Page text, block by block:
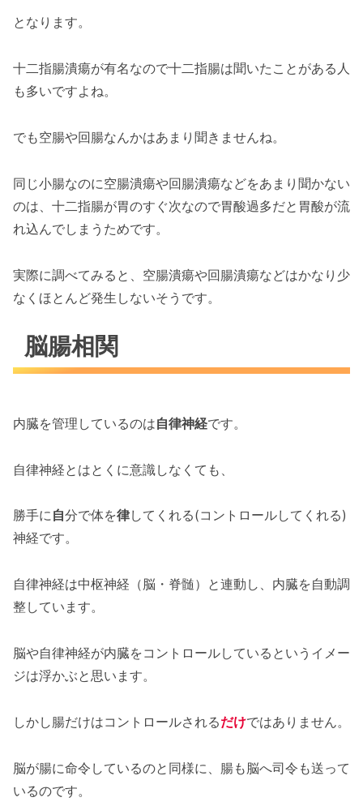
となります。
十二指腸潰瘍が有名なので十二指腸は聞いたことがある人
も多いですよね。
でも空腸や回腸なんかはあまり聞きませんね。
同じ小腸なのに空腸潰瘍や回腸潰瘍などをあまり聞かない
のは、十二指腸が胃のすぐ次なので胃酸過多だと胃酸が流
れ込んでしまうためです。
実際に調べてみると、空腸潰瘍や回腸潰瘍などはかなり少
なくほとんど発生しないそうです。
脳腸相関
内臓を管理しているのは自律神経です。
自律神経とはとくに意識しなくても、
勝手に自分で体を律してくれる(コントロールしてくれる)
神経です。
自律神経は中枢神経（脳・脊髄）と連動し、内臓を自動調
整しています。
脳や自律神経が内臓をコントロールしているというイメー
ジは浮かぶと思います。
しかし腸だけはコントロールされるだけではありません。
脳が腸に命令しているのと同様に、腸も脳へ司令も送って
いるのです。